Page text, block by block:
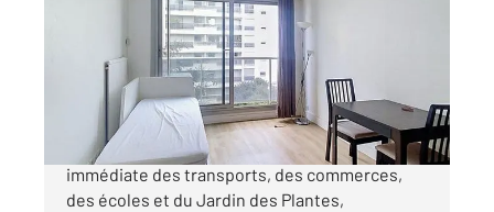
Appartement F1 à vendre
229 000 €
Studio Paris 5 Rue du Fer à Moulin À proximité
immédiate des transports, des commerces,
des écoles et du Jardin des Plantes,